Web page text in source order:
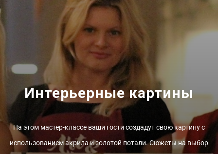
Интерьерные картины
На этом мастер-классе ваши гости создадут свою картину с
использованием акрила и золотой потали. Сюжеты на выбор